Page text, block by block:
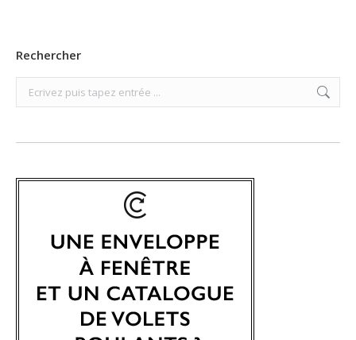
Rechercher
Search: